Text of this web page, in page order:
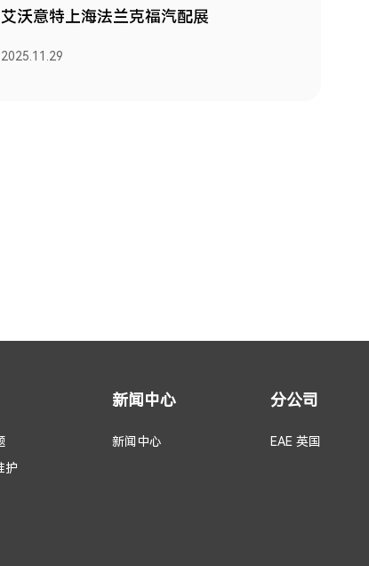
艾沃意特上海法兰克福汽配展
2025.11.29
护
新闻中心
新闻中心
分公司
EAE 英国